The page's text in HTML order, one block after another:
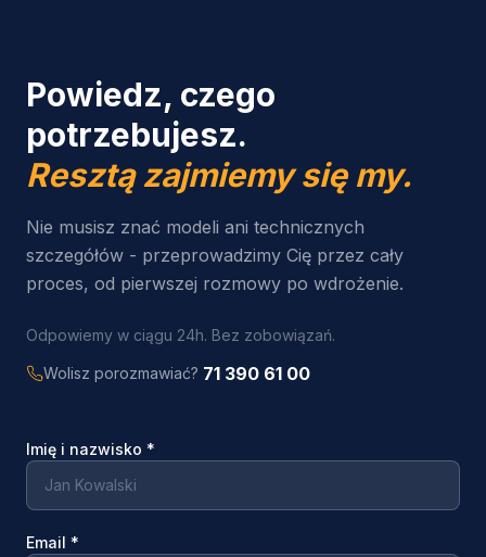
Powiedz, czego
potrzebujesz.
Resztą zajmiemy się my.
Nie musisz znać modeli ani technicznych
szczegółów - przeprowadzimy Cię przez cały
proces, od pierwszej rozmowy po wdrożenie.
Odpowiemy w ciągu 24h. Bez zobowiązań.
Wolisz porozmawiać? 71 390 61 00
Imię i nazwisko *
Email *